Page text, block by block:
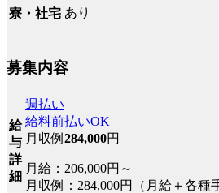
寮・社宅 あり
募集内容
給
与
詳
細
週払い
給料前払いOK
月収例 284,000円
月給：206,000円～
月収例：284,000円（月給＋各種